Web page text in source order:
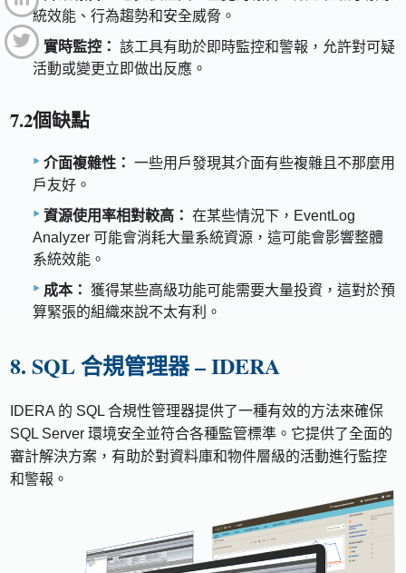
統效能、行為趨勢和安全威脅。
實時監控： 該工具有助於即時監控和警報，允許對可疑
活動或變更立即做出反應。
7.2個缺點
介面複雜性： 一些用戶發現其介面有些複雜且不那麼用
戶友好。
資源使用率相對較高： 在某些情況下，EventLog
Analyzer 可能會消耗大量系統資源，這可能會影響整體
系統效能。
成本： 獲得某些高級功能可能需要大量投資，這對於預
算緊張的組織來說不太有利。
8. SQL 合規管理器 – IDERA
IDERA 的 SQL 合規性管理器提供了一種有效的方法來確保
SQL Server 環境安全並符合各種監管標準。它提供了全面的
審計解決方案，有助於對資料庫和物件層級的活動進行監控
和警報。